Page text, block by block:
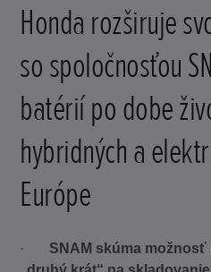
Honda rozširuje
so spoločnosťou
batérií po dobe
hybridných a
Európe
· SNAM skúma možnosť